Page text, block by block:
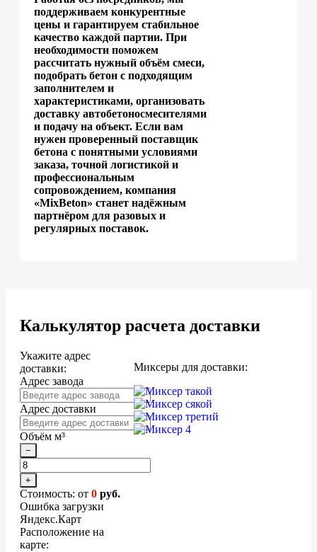
поддерживаем конкурентные
цены и гарантируем стабильное
качество каждой партии. При
необходимости поможем
рассчитать нужный объём смеси,
подобрать бетон с подходящим
заполнителем и
характеристиками, организовать
доставку автобетоносмесителями
и подачу на объект. Если вам
нужен проверенный поставщик
бетона с понятными условиями
заказа, точной логистикой и
профессиональным
сопровождением, компания
«MixBeton» станет надёжным
партнёром для разовых и
регулярных поставок.
Калькулятор расчета доставки
Укажите адрес
доставки:
Адрес завода
Адрес доставки
Объём м³
−
+
Стоимость: от 0 руб.
Ошибка загрузки
Яндекс.Карт
Расположение на
карте:
Миксеры для доставки: